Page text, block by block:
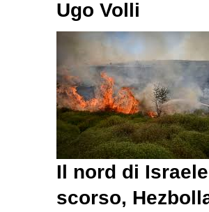
Ugo Volli
Il nord di
scorso,